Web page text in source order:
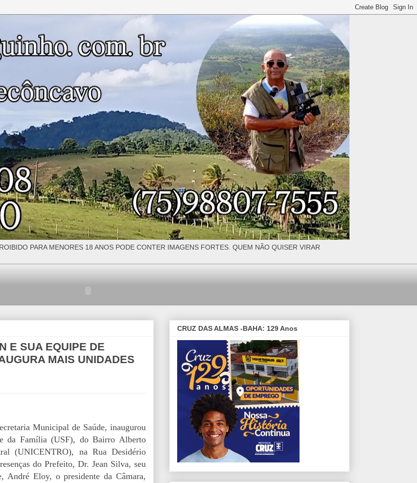
PARA MENORES 18 ANOS PODE CONTER IMAGENS FORTES. QUEM NÃO QUISER VIRAR
E SUA EQUIPE DE
MAIS UNIDADES
Municipal de Saúde, inaugurou
da Família (USF), do Bairro Alberto
(UNICENTRO), na Rua Desidério
do Prefeito, Dr. Jean Silva, seu
André Eloy, o presidente da Câmara,
CRUZ DAS ALMAS -BAHA: 129 Anos